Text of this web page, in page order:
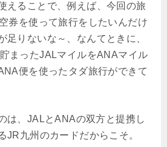
えることで、例えば、今回の旅
券を使って旅行をしたいんだけ
足りないな～、なんてときに、
まったJALマイルをANAマイル
便を使ったタダ旅行ができて
は、JALとANAの双方と提携し
JR九州のカードだからこそ。